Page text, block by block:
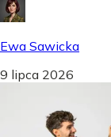
Ewa Sawicka
9 lipca 2026